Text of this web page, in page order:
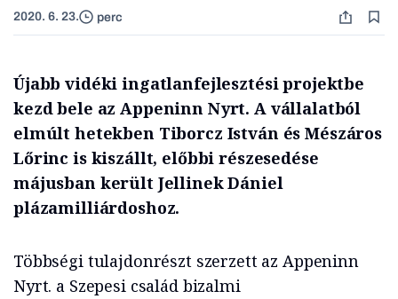
2020. 6. 23. perc
Újabb vidéki ingatlanfejlesztési projektbe
kezd bele az Appeninn Nyrt. A vállalatból
elmúlt hetekben Tiborcz István és Mészáros
Lőrinc is kiszállt, előbbi részesedése
májusban került Jellinek Dániel
plázamilliárdoshoz.
Többségi tulajdonrészt szerzett az Appeninn
Nyrt. a Szepesi család bizalmi